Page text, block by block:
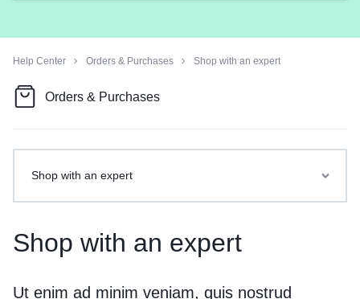
Help Center Orders & Purchases Shop with an expert
Orders & Purchases
Shop with an expert
Ut enim ad minim veniam, quis nostrud
Shop with an expert